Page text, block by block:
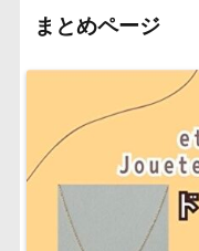
まとめページ